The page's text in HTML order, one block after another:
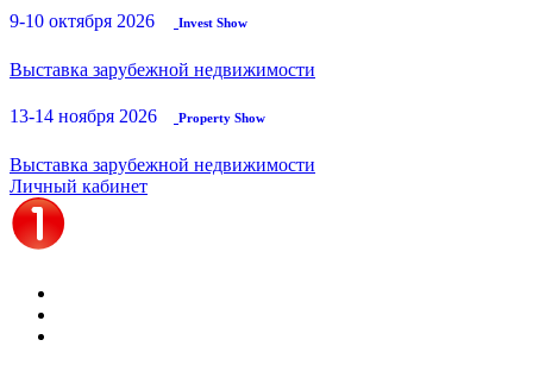
9-10 октября 2026 Invest Show
Выставка зарубежной недвижимости
13-14 ноября 2026 Property Show
Выставка зарубежной недвижимости
Личный кабинет